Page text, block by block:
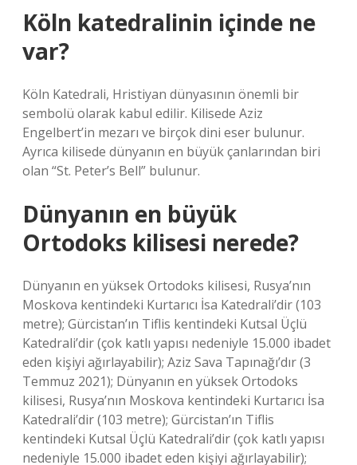
Köln katedralinin içinde ne
var?
Köln Katedrali, Hristiyan dünyasının önemli bir
sembolü olarak kabul edilir. Kilisede Aziz
Engelbert’in mezarı ve birçok dini eser bulunur.
Ayrıca kilisede dünyanın en büyük çanlarından biri
olan “St. Peter’s Bell” bulunur.
Dünyanın en büyük
Ortodoks kilisesi nerede?
Dünyanın en yüksek Ortodoks kilisesi, Rusya’nın
Moskova kentindeki Kurtarıcı İsa Katedrali’dir (103
metre); Gürcistan’ın Tiflis kentindeki Kutsal Üçlü
Katedrali’dir (çok katlı yapısı nedeniyle 15.000 ibadet
eden kişiyi ağırlayabilir); Aziz Sava Tapınağı’dır (3
Temmuz 2021); Dünyanın en yüksek Ortodoks
kilisesi, Rusya’nın Moskova kentindeki Kurtarıcı İsa
Katedrali’dir (103 metre); Gürcistan’ın Tiflis
kentindeki Kutsal Üçlü Katedrali’dir (çok katlı yapısı
nedeniyle 15.000 ibadet eden kişiyi ağırlayabilir);